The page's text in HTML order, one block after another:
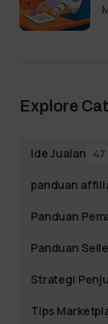
Explore
Ide Jualan 47
panduan
Panduan
Panduan
Strategi
Tips